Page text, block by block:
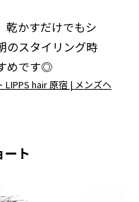
乾かすだけでもシ
のスタイリング時
めです◎
LIPPS hair 原宿 | メンズヘ
ート